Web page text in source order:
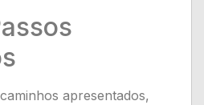
apresentados,